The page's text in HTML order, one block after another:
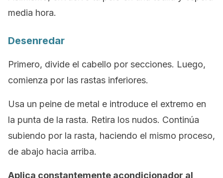
media hora.
Desenredar
Primero, divide el cabello por secciones. Luego,
comienza por las rastas inferiores.
Usa un peine de metal e introduce el extremo en
la punta de la rasta. Retira los nudos. Continúa
subiendo por la rasta, haciendo el mismo proceso,
de abajo hacia arriba.
Aplica constantemente acondicionador al